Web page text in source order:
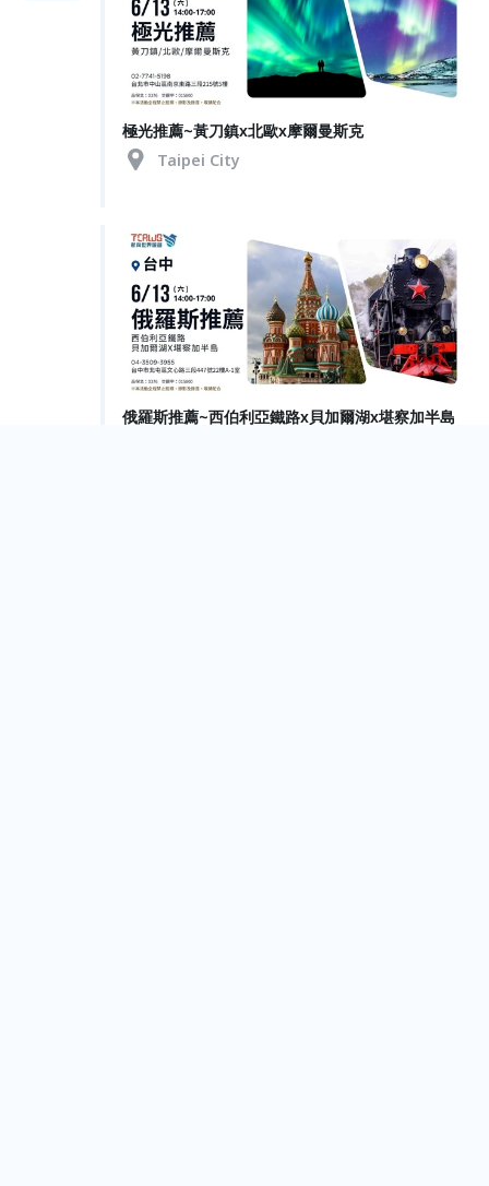
極光推薦~黃刀鎮x北歐x摩爾曼斯克
Taipei City
俄羅斯推薦~西伯利亞鐵路x貝加爾湖x堪察加半島